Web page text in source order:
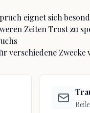
eignet sich
Zeiten Trost zu
verschiedene Zwecke